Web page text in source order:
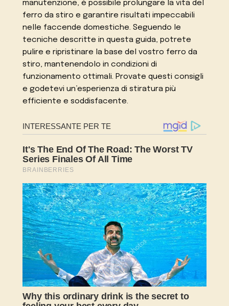
manutenzione, è possibile prolungare la vita del
ferro da stiro e garantire risultati impeccabili
nelle faccende domestiche. Seguendo le
tecniche descritte in questa guida, potrete
pulire e ripristinare la base del vostro ferro da
stiro, mantenendolo in condizioni di
funzionamento ottimali. Provate questi consigli
e godetevi un’esperienza di stiratura più
efficiente e soddisfacente.